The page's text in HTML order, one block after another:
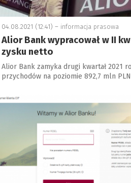
04.08.2021 (12:41) – informacja prasowa
Alior Bank wypracował w II
zysku netto
Alior Bank zamyka drugi kwartał 2021
przychodów na poziomie 892,7 mln